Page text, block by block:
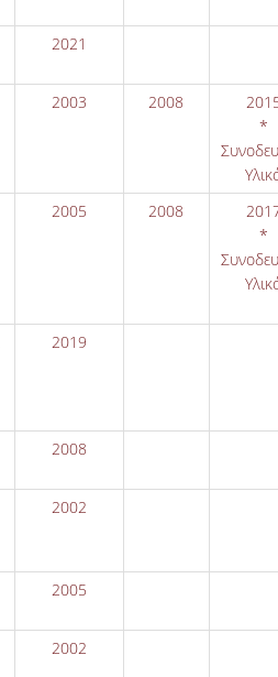
2021
2003 2008
*
2005 2008
*
2019
2008
2002
2005
2002